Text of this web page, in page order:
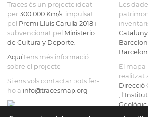
Traces és un projecte ideat
per 300.000 Km/s , impulsat
pel Premi Lluís Carulla 2018 i
subvencionat pel Ministerio
de Cultura y Deporte
Aquítens més informació
sobre el projecte
Si ens vols contactar pots fer-
ho a info@tracesmap.org
Les
El mapa
realitzat
Direcció
, l'Institut